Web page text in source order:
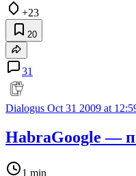
+23
20
31
Dialogus Oct 31 2009 at
HabraGoogle —
1 min